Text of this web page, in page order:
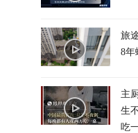
旅
8年
主
生
吃